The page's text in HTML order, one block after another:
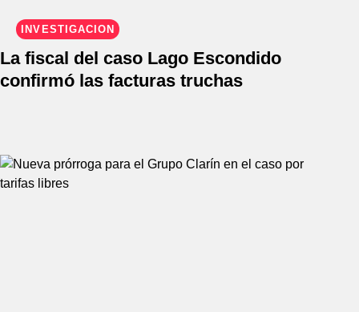
INVESTIGACIÓN
La fiscal del caso Lago Escondido
confirmó las facturas truchas